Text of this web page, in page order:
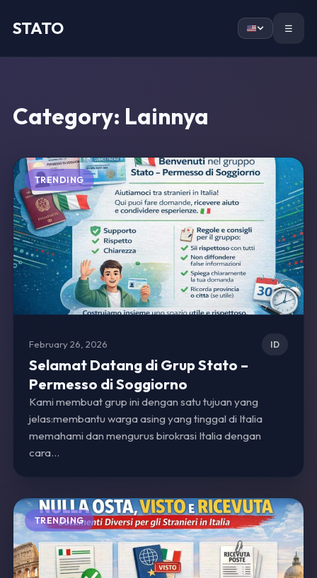
STATO
Home ☰
Category: Lainnya
TRENDING
February 26, 2026 ID
Selamat Datang di Grup Stato –
Permesso di Soggiorno
Kami membuat grup ini dengan satu tujuan yang
jelas:membantu warga asing yang tinggal di Italia
memahami dan mengurus birokrasi Italia dengan
cara…
TRENDING